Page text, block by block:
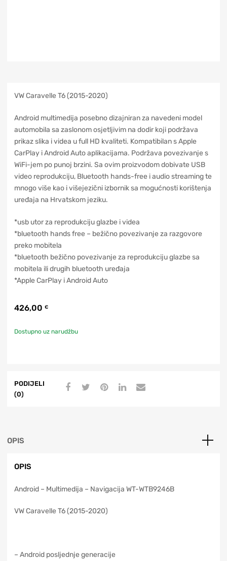
VW Caravelle T6 (2015-2020)
Android multimedija posebno dizajniran za navedeni model
automobila sa zaslonom osjetljivim na dodir koji podržava
prikaz slika i videa u full HD kvaliteti. Kompatibilan s Apple
CarPlay i Android Auto aplikacijama. Podržava povezivanje s
WiFi-jem po punoj brzini. Sa ovim proizvodom dobivate USB
video reprodukciju, Bluetooth hands-free i audio streaming te
mnogo više kao i višejezični izbornik sa mogućnosti korištenja
uređaja na Hrvatskom jeziku.
*usb utor za reprodukciju glazbe i videa
*bluetooth hands free – bežično povezivanje za razgovore
preko mobitela
*bluetooth bežično povezivanje za reprodukciju glazbe sa
mobitela ili drugih bluetooth uređaja
*Apple CarPlay i Android Auto
426,00 €
Dostupno uz narudžbu
PODIJELI
(0)
OPIS
OPIS
Android – Multimedija – Navigacija WT-WTB9246B
VW Caravelle T6 (2015-2020)
– Android posljednje generacije